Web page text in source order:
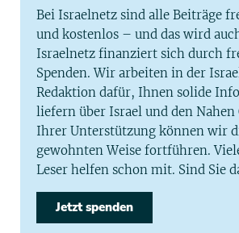
Bei Israelnetz sind alle Beiträge
und kostenlos – und das wird
Israelnetz finanziert sich durch
Spenden. Wir arbeiten in der
Redaktion dafür, Ihnen solide
liefern über Israel und den
Ihrer Unterstützung können wir
gewohnten Weise fortführen.
Leser helfen schon mit. Sind Sie
Jetzt spenden